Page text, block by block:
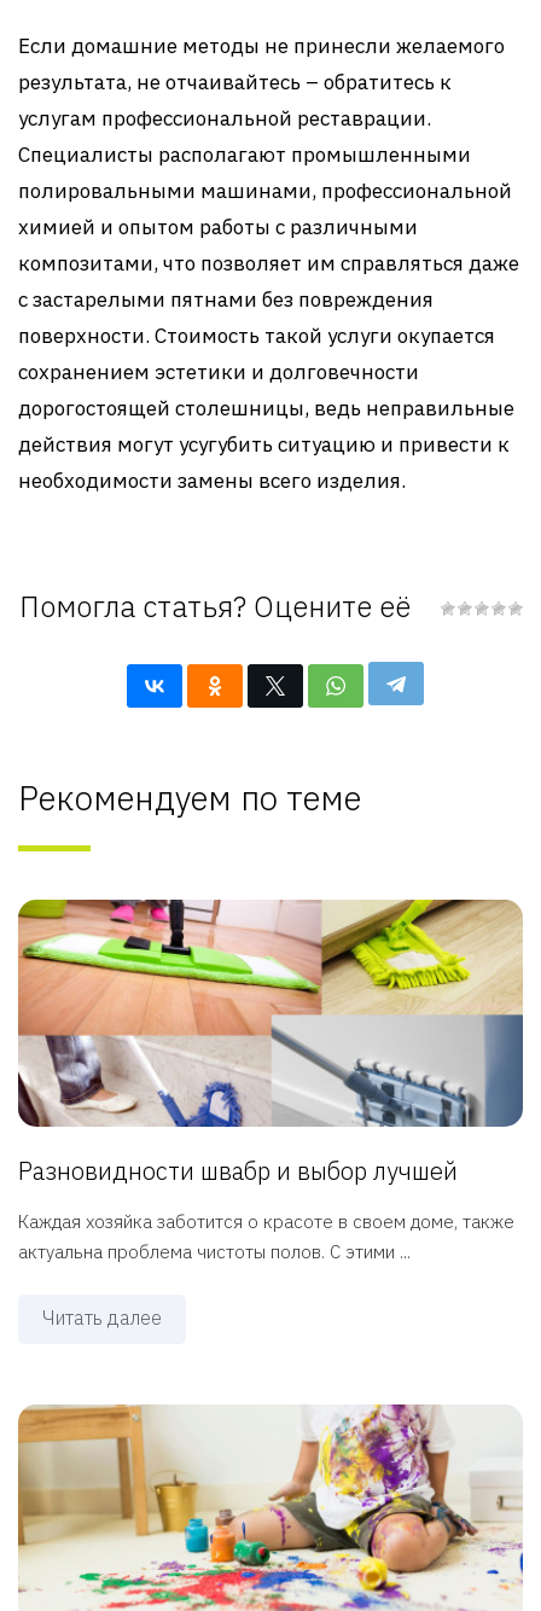
Если домашние методы не принесли желаемого
результата, не отчаивайтесь – обратитесь к
услугам профессиональной реставрации.
Специалисты располагают промышленными
полировальными машинами, профессиональной
химией и опытом работы с различными
композитами, что позволяет им справляться даже
с застарелыми пятнами без повреждения
поверхности. Стоимость такой услуги окупается
сохранением эстетики и долговечности
дорогостоящей столешницы, ведь неправильные
действия могут усугубить ситуацию и привести к
необходимости замены всего изделия.
Помогла статья? Оцените её
Рекомендуем по теме
Разновидности швабр и выбор лучшей
Каждая хозяйка заботится о красоте в своем доме, также
актуальна проблема чистоты полов. С этими ...
Читать далее